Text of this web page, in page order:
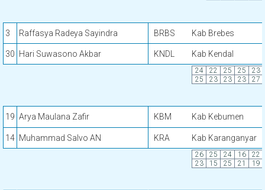
3 Raffasya Radeya Sayindra BRBS Kab Brebes
30 Hari Suwasono Akbar KNDL Kab Kendal
24 22 25 25
23
25
23 23 23 27
19 Arya Maulana Zafir KBM Kab Kebumen
14 Muhammad Salvo AN KRA Kab Karanganyar
26 25 24 16
22
23
15 25 21 19